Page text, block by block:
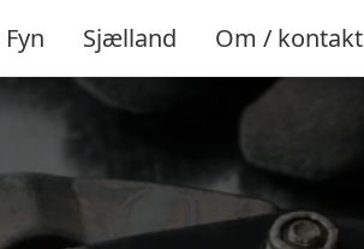
Fyn Sjælland Om / kontakt